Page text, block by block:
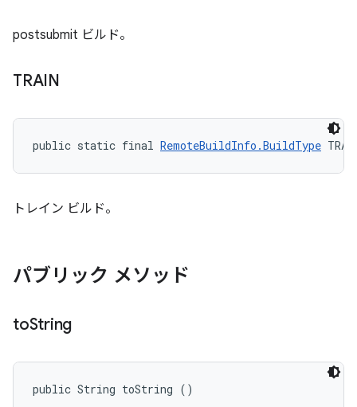
postsubmit ビルド。
TRAIN
public static final RemoteBuildInfo.BuildType
トレイン ビルド。
パブリック メソッド
toString
public String toString ()